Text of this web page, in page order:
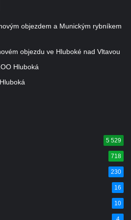
ve Varnsdorfu
Salvátora v
v Nejdku
objezdem a Munickým rybníkem
objezdu ve Hluboké nad Vltavou
Hluboká
5 529
718
230
16
10
4